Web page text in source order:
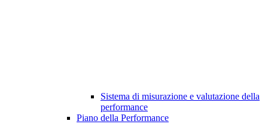
Sistema di misurazione e valutazione della
performance
Piano della Performance